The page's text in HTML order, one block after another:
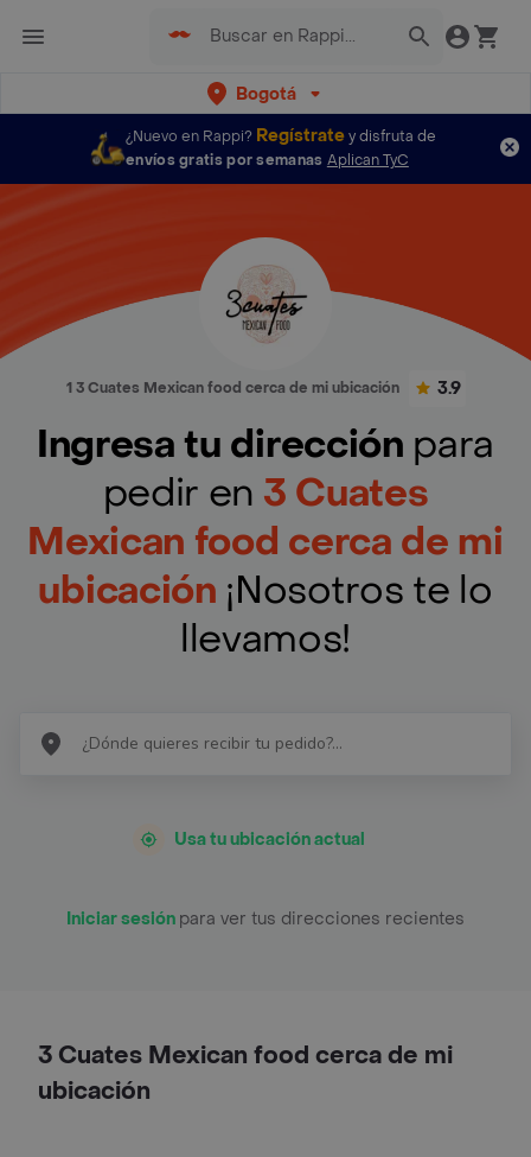
Bogotá
¿Nuevo en Rappi? Regístratey disfruta de
envíos gratis por semanas Aplican TyC
1 3 Cuates Mexican food cerca de mi ubicación 3.9
Ingresa tu dirección para
pedir en 3 Cuates
Mexican food cerca de mi
ubicación ¡Nosotros te lo
llevamos!
Usa tu ubicación actual
Iniciar sesión para ver tus direcciones recientes
3 Cuates Mexican food cerca de mi
ubicación